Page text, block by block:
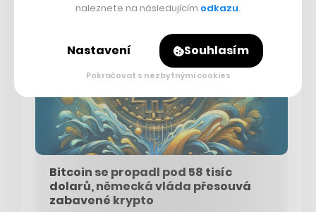
Bitcoin se propadl pod 58 tisíc
dolarů, německá vláda přesouvá
zabavené krypto
naleznete na následujícím odkazu.
Nastavení Souhlasím
Pokračovat s nezbytnými cookies